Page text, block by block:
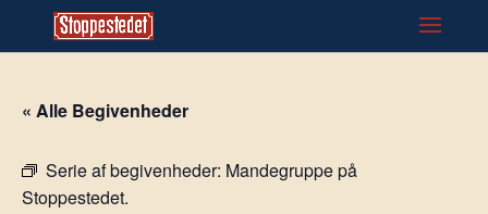
« Alle Begivenheder
Serie af begivenheder: Mandegruppe på
Stoppestedet.